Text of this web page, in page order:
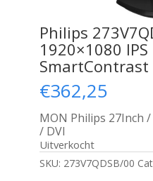
​Philips
1920×1080
€362,25
MON Philips 27Inch
/ DVI
Uitverkocht
SKU: 273V7QDSB/00